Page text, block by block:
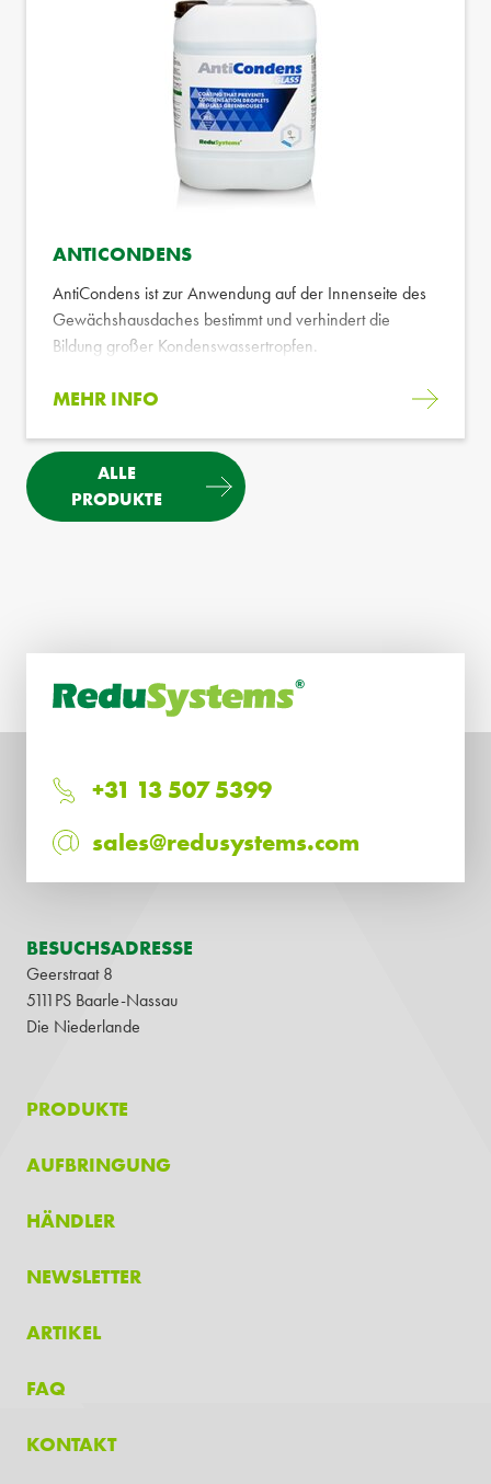
ANTICONDENS
AntiCondens ist zur Anwendung auf der Innenseite des
Gewächshausdaches bestimmt und verhindert die
Bildung großer Kondenswassertropfen.
MEHR INFO
ALLE
PRODUKTE
+31 13 507 5399
sales@redusystems.com
BESUCHSADRESSE
Geerstraat 8
5111PS Baarle-Nassau
Die Niederlande
PRODUKTE
AUFBRINGUNG
HÄNDLER
NEWSLETTER
ARTIKEL
FAQ
KONTAKT